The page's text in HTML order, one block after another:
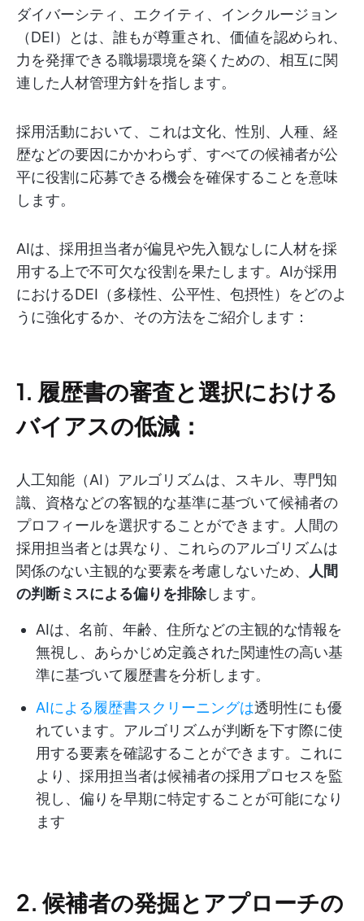
ダイバーシティ、エクイティ、インクルージョン
（DEI）とは、誰もが尊重され、価値を認められ、
力を発揮できる職場環境を築くための、相互に関
連した人材管理方針を指します。
採用活動において、これは文化、性別、人種、経
歴などの要因にかかわらず、すべての候補者が公
平に役割に応募できる機会を確保することを意味
します。
AIは、採用担当者が偏見や先入観なしに人材を採
用する上で不可欠な役割を果たします。AIが採用
におけるDEI（多様性、公平性、包摂性）をどのよ
うに強化するか、その方法をご紹介します：
1. 履歴書の審査と選択における
バイアスの低減：
人工知能（AI）アルゴリズムは、スキル、専門知
識、資格などの客観的な基準に基づいて候補者の
プロフィールを選択することができます。人間の
採用担当者とは異なり、これらのアルゴリズムは
関係のない主観的な要素を考慮しないため、
人間
の判断ミスによる偏りを排除します。
AIは、名前、年齢、住所などの主観的な情報を
無視し、あらかじめ定義された関連性の高い基
準に基づいて履歴書を分析します。
AIによる履歴書スクリーニングは透明性にも優
れています。アルゴリズムが判断を下す際に使
用する要素を確認することができます。これに
より、採用担当者は候補者の採用プロセスを監
視し、偏りを早期に特定することが可能になり
ます
2. 候補者の発掘とアプローチの